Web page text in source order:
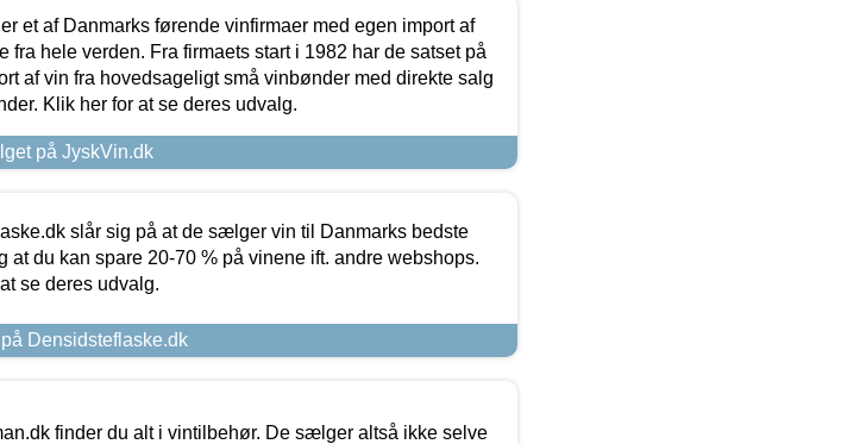
et af Danmarks førende vinfirmaer med egen import af
fra hele verden. Fra firmaets start i 1982 har de satset på
af vin fra hovedsageligt små vinbønder med direkte salg
Klik her for at se deres udvalg.
på JyskVin.dk
slår sig på at de sælger vin til Danmarks bedste
at du kan spare 20-70 % på vinene ift. andre webshops.
se deres udvalg.
Densidsteflaske.dk
finder du alt i vintilbehør. De sælger altså ikke selve